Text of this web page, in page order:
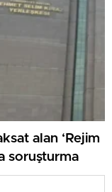
alan ‘Rejim
soruşturma